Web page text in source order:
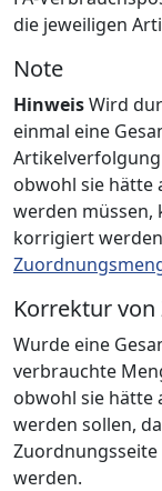
die jeweiligen
Note
HinweisWird
einmal eine
obwohl sie hätte
werden müssen,
korrigiert
Korrektur
Wurde eine
verbrauchte
obwohl sie hätte
werden sollen,
werden.